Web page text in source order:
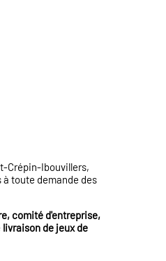
Crépin-Ibouvillers,
à toute demande des
comité d'entreprise,
livraison de jeux de